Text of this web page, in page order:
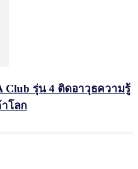
Club รุ่น 4 ติดอาวุธความรู้
โลก